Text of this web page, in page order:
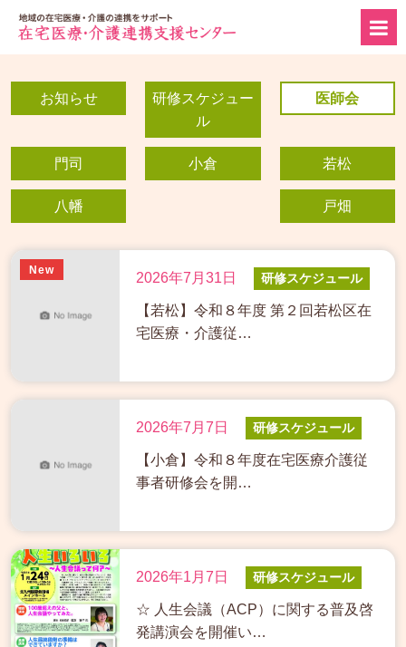
お知らせ
研修スケジュー
ル
医師会
門司 小倉 若松
八幡 戸畑
2026年7月31日 研修スケジュール
【若松】令和８年度 第２回若松区在
宅医療・介護従…
New
2026年7月7日 研修スケジュール
【小倉】令和８年度在宅医療介護従
事者研修会を開…
2026年1月7日 研修スケジュール
☆ 人生会議（ACP）に関する普及啓
発講演会を開催い…